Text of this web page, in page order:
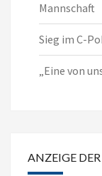
Mannschaft
Sieg im C-
„Eine von
ANZEIGE